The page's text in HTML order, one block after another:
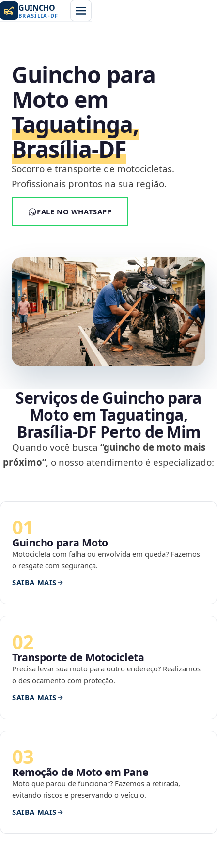
GUINCHO
BRASÍLIA -DF
Guincho para
Moto em
Taguatinga,
Brasília‑DF
Socorro e transporte de motocicletas.
Profissionais prontos na sua região.
FALE NO WHATSAPP
Serviços de Guincho para
Moto em Taguatinga,
Brasília‑DF Perto de Mim
Quando você busca “guincho de moto mais
próximo”, o nosso atendimento é especializado:
01
Guincho para Moto
Motocicleta com falha ou envolvida em queda? Fazemos
o resgate com segurança.
SAIBA MAIS
02
Transporte de Motocicleta
Precisa levar sua moto para outro endereço? Realizamos
o deslocamento com proteção.
SAIBA MAIS
03
Remoção de Moto em Pane
Moto que parou de funcionar? Fazemos a retirada,
evitando riscos e preservando o veículo.
SAIBA MAIS